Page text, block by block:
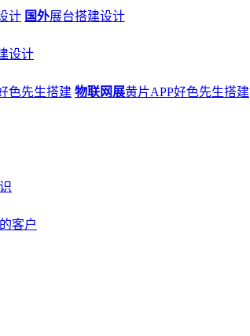
计 国外展台搭建设计
设计
色先生搭建 物联网展黄片APP好色先生搭建
客户